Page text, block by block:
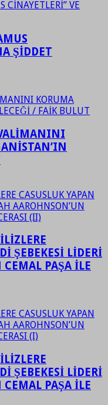
ŞİDDET
ŞEBEKESİ LİDERİ
CEMAL PAŞA İLE
ŞEBEKESİ LİDERİ
CEMAL PAŞA İLE